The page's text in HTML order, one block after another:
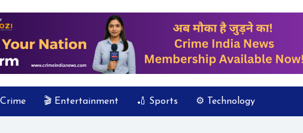
🎬 Entertainment 🏏 Sports ⚙️ Technology